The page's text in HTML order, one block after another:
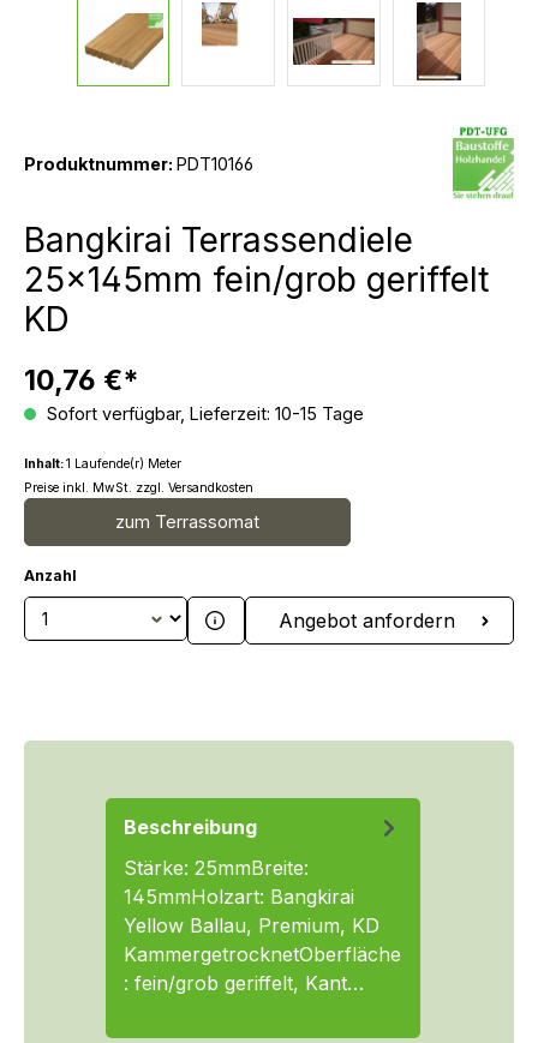
Produktnummer: PDT10166
Bangkirai Terrassendiele
25x145mm fein/grob geriffelt
KD
10,76 €*
Sofort verfügbar, Lieferzeit: 10-15 Tage
Inhalt:1 Laufende(r) Meter
Preise inkl. MwSt. zzgl. Versandkosten
zum Terrassomat
Anzahl
Produkt Anzahl: Gib denAngebot anfordern
Beschreibung
Stärke: 25mmBreite:
145mmHolzart: Bangkirai
Yellow Ballau, Premium, KD
KammergetrocknetOberfläche
: fein/grob geriffelt, Kant…